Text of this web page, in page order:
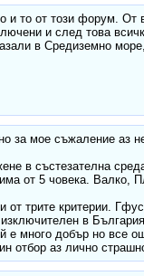
и то от този форум. От
и след това
в Средиземно
за мое съжаление аз
в състезателна
от 5 човека.
трите критерии.
в
е много добър но все
отбор аз лично